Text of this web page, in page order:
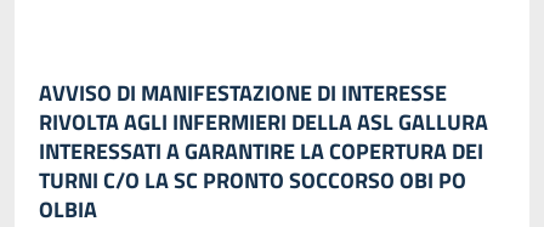
AVVISO DI MANIFESTAZIONE DI INTERESSE
RIVOLTA AGLI INFERMIERI DELLA ASL GALLURA
INTERESSATI A GARANTIRE LA COPERTURA DEI
TURNI C/O LA SC PRONTO SOCCORSO OBI PO
OLBIA